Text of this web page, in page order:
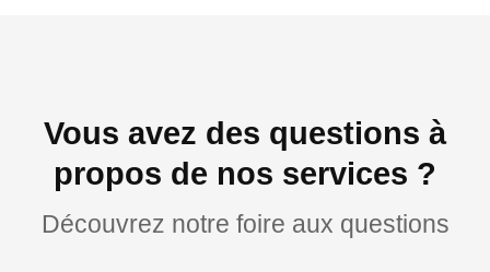
Vous avez des questions à
propos de nos services ?
Découvrez notre foire aux questions